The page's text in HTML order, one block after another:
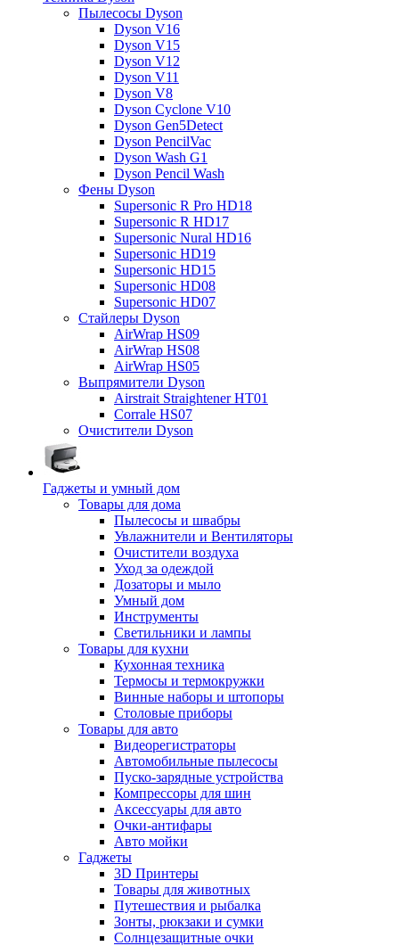
Пылесосы Dyson
Dyson V16
Dyson V15
Dyson V12
Dyson V11
Dyson V8
Dyson Cyclone V10
Dyson Gen5Detect
Dyson PencilVac
Dyson Wash G1
Dyson Pencil Wash
Фены Dyson
Supersonic R Pro HD18
Supersonic R HD17
Supersonic Nural HD16
Supersonic HD19
Supersonic HD15
Supersonic HD08
Supersonic HD07
Стайлеры Dyson
AirWrap HS09
AirWrap HS08
AirWrap HS05
Выпрямители Dyson
Airstrait Straightener HT01
Corrale HS07
Очистители Dyson
Гаджеты и умный дом
Товары для дома
Пылесосы и швабры
Увлажнители и Вентиляторы
Очистители воздуха
Уход за одеждой
Дозаторы и мыло
Умный дом
Инструменты
Светильники и лампы
Товары для кухни
Кухонная техника
Термосы и термокружки
Винные наборы и штопоры
Столовые приборы
Товары для авто
Видеорегистраторы
Автомобильные пылесосы
Пуско-зарядные устройства
Компрессоры для шин
Аксессуары для авто
Очки-антифары
Авто мойки
Гаджеты
3D Принтеры
Товары для животных
Путешествия и рыбалка
Зонты, рюкзаки и сумки
Солнцезащитные очки